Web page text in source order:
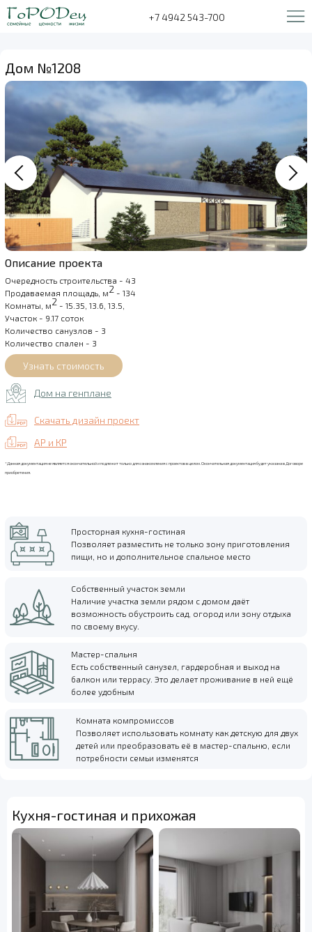
+7 4942 543-700
Дом №1208
Описание проекта
Очередность строительства - 43
Продаваемая площадь, м2 - 134
Комнаты, м2 - 15.35, 13.6, 13.5,
Участок - 9.17 соток
Количество санузлов - 3
Количество спален - 3
Дом на генплане
Скачать дизайн проект
АР и КР
*Данная документация не является окончательной и подлежит только для ознакомления с проектов в целом. Окончательная документация будет указана в Договоре
приобретения.
Просторная кухня-гостиная
Позволяет разместить не только зону приготовления
пищи, но и дополнительное спальное место
Собственный участок земли
Наличие участка земли рядом с домом даёт
возможность обустроить сад, огород или зону отдыха
по своему вкусу.
Мастер-спальня
Есть собственный санузел, гардеробная и выход на
балкон или террасу. Это делает проживание в ней ещё
более удобным
Комната компромиссов
Позволяет использовать комнату как детскую для двух
детей или преобразовать её в мастер-спальню, если
потребности семьи изменятся
Кухня-гостиная и прихожая